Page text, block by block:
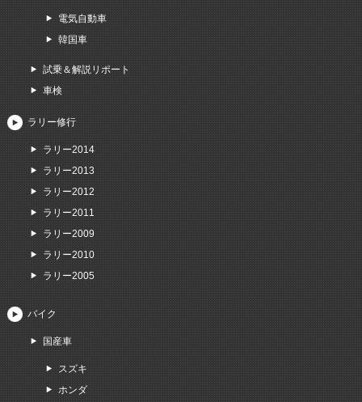
電気自動車
韓国車
試乗＆解説リポート
車検
ラリー修行
ラリー2014
ラリー2013
ラリー2012
ラリー2011
ラリー2009
ラリー2010
ラリー2005
バイク
国産車
スズキ
ホンダ